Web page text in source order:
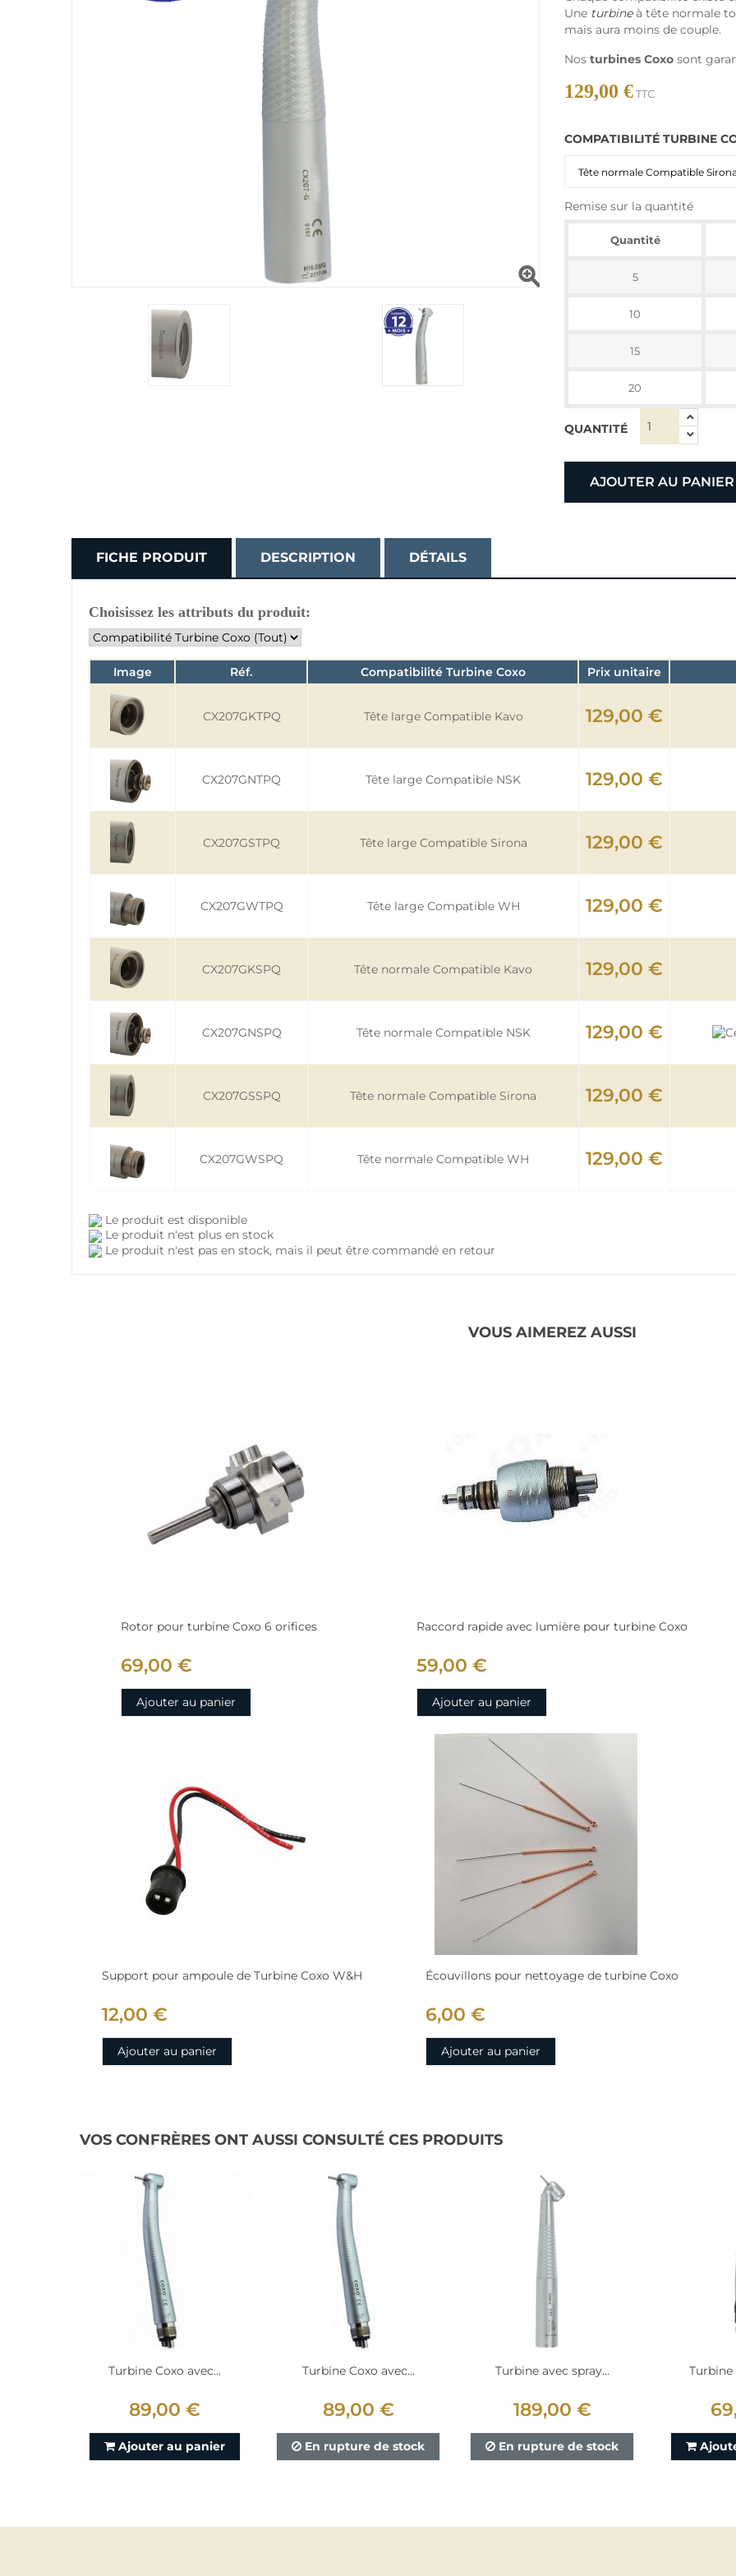

Une turbineà tête normale
mais aura moins de couple.
Nos turbines Coxo sont
129,00 €TTC
COMPATIBILITÉ TURBINE
Remise sur la quantité
Quantité
5
10
15
20
QUANTITÉ
AJOUTER AU PANIER
FICHE PRODUIT DESCRIPTION DÉTAILS
Choisissez les attributs du produit:
Image Réf. Compatibilité Turbine Coxo Prix unitaire
CX207GKTPQ Tête large Compatible Kavo 129,00 €
CX207GNTPQ Tête large Compatible NSK 129,00 €
CX207GSTPQ Tête large Compatible Sirona 129,00 €
CX207GWTPQ Tête large Compatible WH 129,00 €
CX207GKSPQ Tête normale Compatible Kavo 129,00 €
CX207GNSPQ Tête normale Compatible NSK 129,00 €
CX207GSSPQ Tête normale Compatible Sirona 129,00 €
CX207GWSPQ Tête normale Compatible WH 129,00 €
Le produit est disponible
Le produit n'est plus en stock
Le produit n'est pas en stock, mais il peut être commandé en retour
VOUS AIMEREZ AUSSI
Rotor pour turbine Coxo 6 orifices
69,00 €
Ajouter au panier
Raccord rapide avec lumière pour turbine Coxo
59,00 €
Ajouter au panier
Support pour ampoule de Turbine Coxo W&H
12,00 €
Ajouter au panier
Écouvillons pour nettoyage de turbine Coxo
6,00 €
Ajouter au panier
VOS CONFRÈRES ONT AUSSI CONSULTÉ CES PRODUITS
Turbine Coxo avec...
89,00 €
Ajouter au panier
Turbine Coxo avec...
89,00 €
En rupture de stock
Turbine avec spray...
189,00 €
En rupture de stock
Turbine